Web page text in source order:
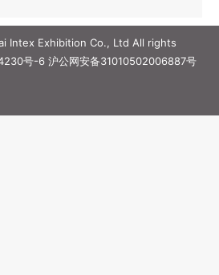
Intex Exhibition Co., Ltd All rights
号-6沪公网安备31010502006887号